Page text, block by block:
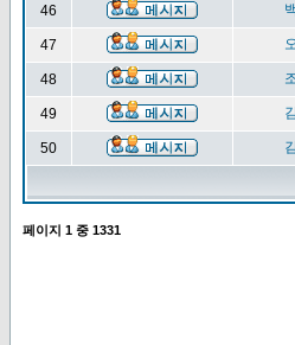
46
47
48
49
50
페이지 1 중 1331